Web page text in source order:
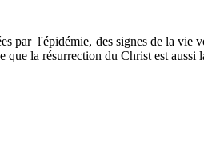
par l'épidémie, des signes de la
que la résurrection du Christ est